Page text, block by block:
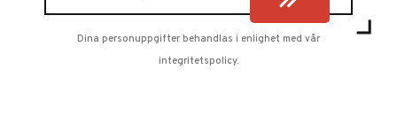
Dina personuppgifter behandlas i enlighet med vår
integritetspolicy.